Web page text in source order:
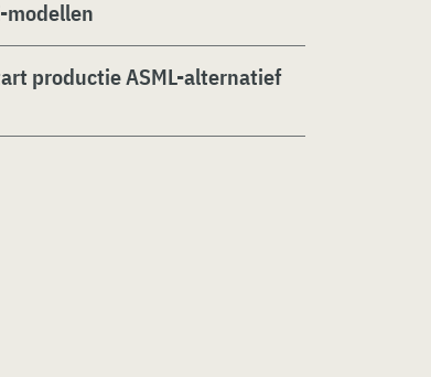
modellen
productie ASML-alternatief